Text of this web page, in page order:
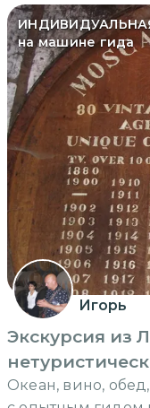
на машине гида
Игорь
Экскурсия из
Океан, вино,